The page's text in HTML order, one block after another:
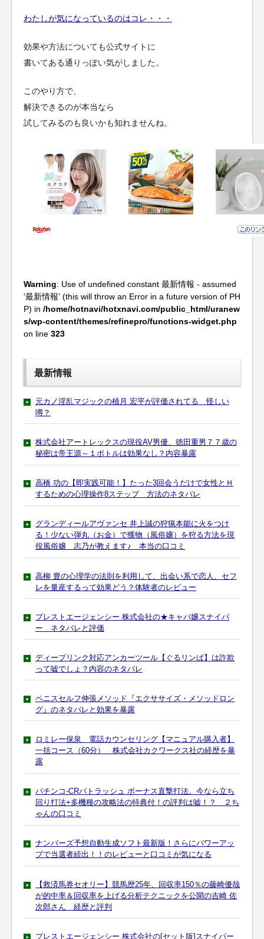
わたしが気になっているのはコレ・・・
効果や方法についても公式サイトに
書いてある通りっぽい気がしました。
このやり方で、
解決できるのが本当なら
試してみるのも良いかも知れませんね。
Warning: Use of undefined constant 最新情報 - assumed
'最新情報' (this will throw an Error in a future version of PH
P) in /home/hotnavi/hotxnavi.com/public_html/uranew
s/wp-content/themes/refinepro/functions-widget.php
on line 323
最新情報
元カノ淫乱マジックの植月 宏平が評価されてる 怪しい
噂？
株式会社アートレックスの現役AV男優、徳田重男７７歳の
秘密は帝王源～１ボトルは効果なし？内容暴露
高橋 功の【即実践可能！】たった3回会うだけで女性とＨ
するための心理操作8ステップ 方法のネタバレ
グランディールアヴァンセ 井上誠の狩猟本能に火をつけ
る！少ない弾丸（お金）で獲物（風俗嬢）を狩る方法を現
役風俗嬢 志乃が教えます♪ 本当の口コミ
高柳 豊の心理学の法則を利用して、出会い系で恋人、セフ
レを量産するって効果どう？体験者のレビュー
プレストエージェンシー 株式会社の★キャバ嬢スナイパ
ー ネタバレと評価
ディープリンク対応アンカーツール【ぐるリンぱ】は詐欺
って嘘でしょ？内容のネタバレ
ペニスセルフ伸張メソッド『エクササイズ・メソッドロン
グ』のネタバレと効果を暴露
ロミレー保泉 電話カウンセリング【マニュアル購入者】
一括コース（60分） 株式会社カクワークス社の経歴を暴
露
パチンコ-CRパトラッシュ ボーナス直撃打法。今なら立ち
回り打法+多機種の攻略法の特典付！の評判は嘘！？ ２ち
ゃんの口コミ
ナンバーズ予想自動生成ソフト最新版！さらにパワーアッ
プで当選者続出！！のレビューと口コミが気になる
【救済馬券セオリー】競馬歴25年、回収率150％の藤崎優哉
が的中率＆回収率を上げる分析テクニックを公開の吉崎 佐
次郎さん 経歴と評判
プレストエージェンシー 株式会社の[セット版]スナイパー